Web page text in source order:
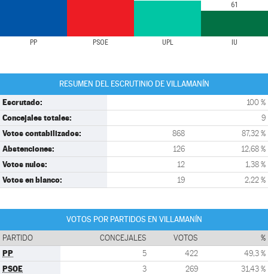
PP PSOE UPL IU
61
RESUMEN DEL ESCRUTINIO DE VILLAMANÍN
Escrutado: 100 %
Concejales totales: 9
Votos contabilizados: 868 87,32 %
Abstenciones: 126 12,68 %
Votos nulos: 12 1,38 %
Votos en blanco: 19 2,22 %
VOTOS POR PARTIDOS EN VILLAMANÍN
PARTIDO CONCEJALES VOTOS %
PP 5 422 49,3 %
PSOE 3 269 31,43 %